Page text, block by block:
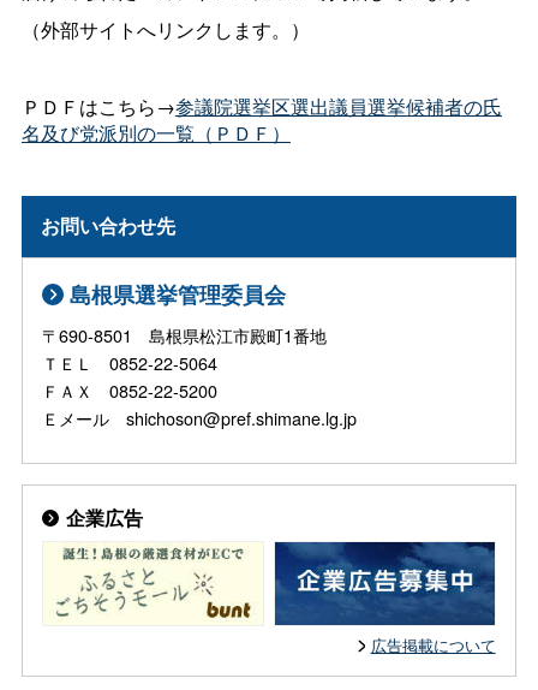
（外部サイトへリンクします。）
ＰＤＦはこちら→参議院選挙区選出議員選挙候補者の氏
名及び党派別の一覧（ＰＤＦ）
お問い合わせ先
島根県選挙管理委員会
〒690-8501 島根県松江市殿町1番地
ＴＥＬ 0852-22-5064
ＦＡＸ 0852-22-5200
Ｅメール shichoson@pref.shimane.lg.jp
企業広告
広告掲載について